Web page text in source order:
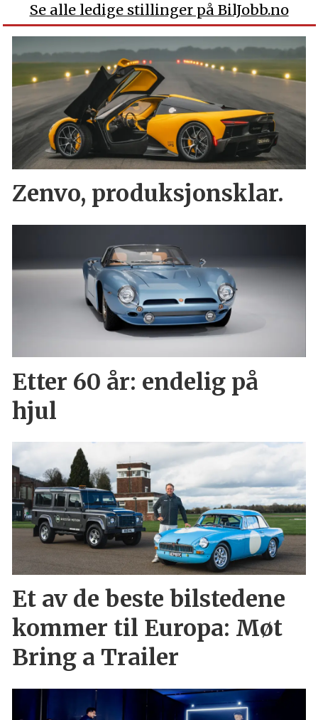
Se alle ledige stillinger på BilJobb.no
Zenvo, produksjonsklar.
Etter 60 år: endelig på
hjul
Et av de beste bilstedene
kommer til Europa: Møt
Bring a Trailer